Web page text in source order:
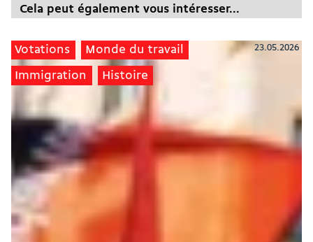
Cela peut également vous intéresser...
Votations Monde du travail
Immigration Histoire
23.05.2026